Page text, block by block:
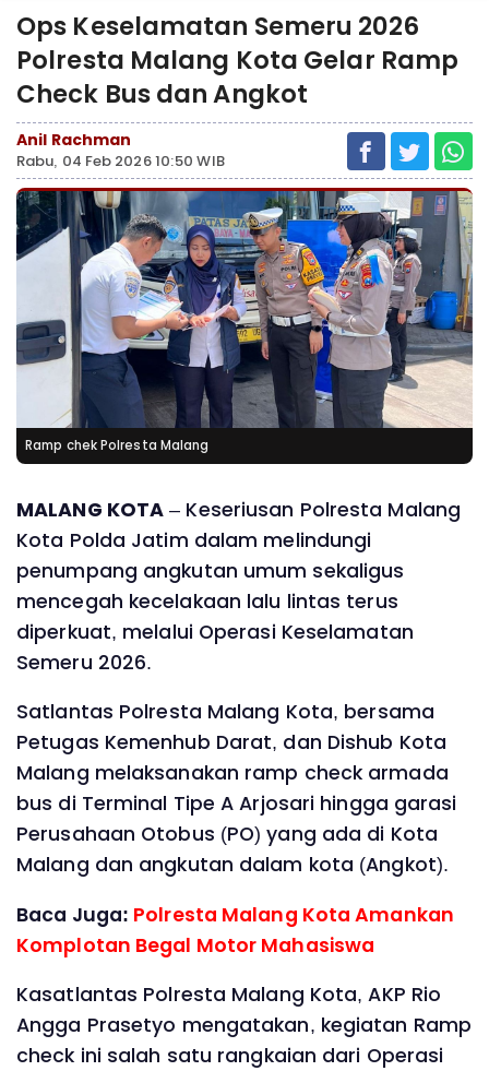
Ops Keselamatan Semeru 2026
Polresta Malang Kota Gelar Ramp
Check Bus dan Angkot
Anil Rachman
Rabu, 04 Feb 2026 10:50 WIB
Ramp chek Polresta Malang
MALANG KOTA – Keseriusan Polresta Malang
Kota Polda Jatim dalam melindungi
penumpang angkutan umum sekaligus
mencegah kecelakaan lalu lintas terus
diperkuat, melalui Operasi Keselamatan
Semeru 2026.
Satlantas Polresta Malang Kota, bersama
Petugas Kemenhub Darat, dan Dishub Kota
Malang melaksanakan ramp check armada
bus di Terminal Tipe A Arjosari hingga garasi
Perusahaan Otobus (PO) yang ada di Kota
Malang dan angkutan dalam kota (Angkot).
Baca Juga: Polresta Malang Kota Amankan
Komplotan Begal Motor Mahasiswa
Kasatlantas Polresta Malang Kota, AKP Rio
Angga Prasetyo mengatakan, kegiatan Ramp
check ini salah satu rangkaian dari Operasi